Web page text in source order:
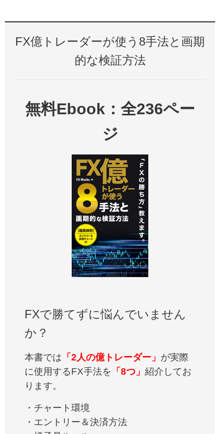
FX億トレーダーが使う8手法と画期
的な検証方法
無料Ebook：全236ペー
ジ
FXで勝てずに悩んでいません
か？
本書では 「2人の億トレーダー」 が実際
に使用するFX手法を 「8つ」 紹介してお
ります。
・チャート環境
・エントリー＆決済方法